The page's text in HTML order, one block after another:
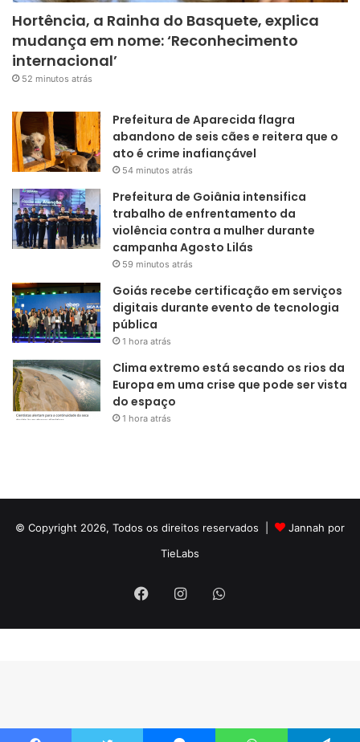
Hortência, a Rainha do Basquete, explica
mudança em nome: ‘Reconhecimento
internacional’
52 minutos atrás
Prefeitura de Aparecida flagra
abandono de seis cães e reitera que o
ato é crime inafiançável
54 minutos atrás
Prefeitura de Goiânia intensifica
trabalho de enfrentamento da
violência contra a mulher durante
campanha Agosto Lilás
59 minutos atrás
Goiás recebe certificação em serviços
digitais durante evento de tecnologia
pública
1 hora atrás
Clima extremo está secando os rios da
Europa em uma crise que pode ser vista
do espaço
1 hora atrás
© Copyright 2026, Todos os direitos reservados |
Jannah por
TieLabs
FacebookInstagramWhatsApp